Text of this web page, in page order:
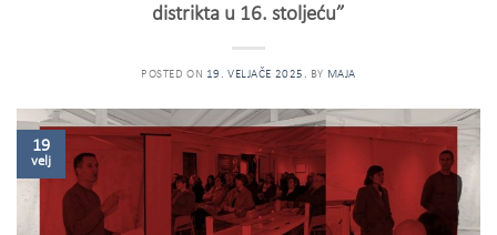
distrikta u 16. stoljeću”
POSTED ON 19. VELJAČE 2025. BY MAJA
19
velj